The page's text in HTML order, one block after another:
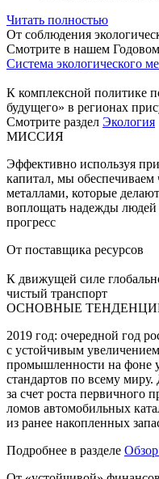
Читать полностью
От соблюдения
Смотрите в нашем Годовом
Система экологического
К комплексной политике
будущего» в регионах
Смотрите раздел Экология
МИССИЯ
Эффективно используя
капитал, мы обеспечиваем
металлами, которые
воплощать надежды людей
прогресс
От поставщика ресурсов
К движущей силе
чистый транспорт
ОСНОВНЫЕ
2019 год: очередной год
с устойчивым
промышленности на фоне
стандартов по всему
за счет роста первичного
ломов автомобильных
из ранее накопленных
Подробнее в разделе